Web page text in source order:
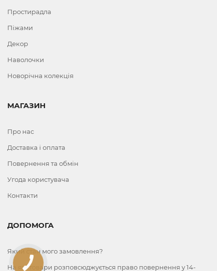
Простирадла
Піжами
Декор
Наволочки
Новорічна колекція
МАГАЗИН
Про нас
Доставка і оплата
Повернення та обмін
Угода користувача
Контакти
ДОПОМОГА
Який стан мого замовлення?
На які товари розповсюджується право повернення у 14-
КНОПКА
ЗВ'ЯЗКУ